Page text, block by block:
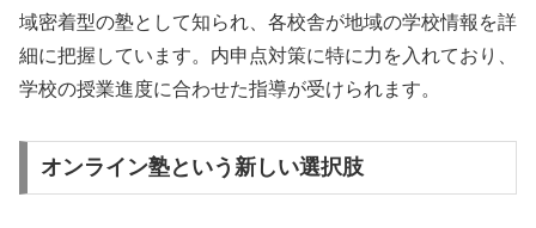
域密着型の塾として知られ、各校舎が地域の学校情報を詳
細に把握しています。内申点対策に特に力を入れており、
学校の授業進度に合わせた指導が受けられます。
オンライン塾という新しい選択肢